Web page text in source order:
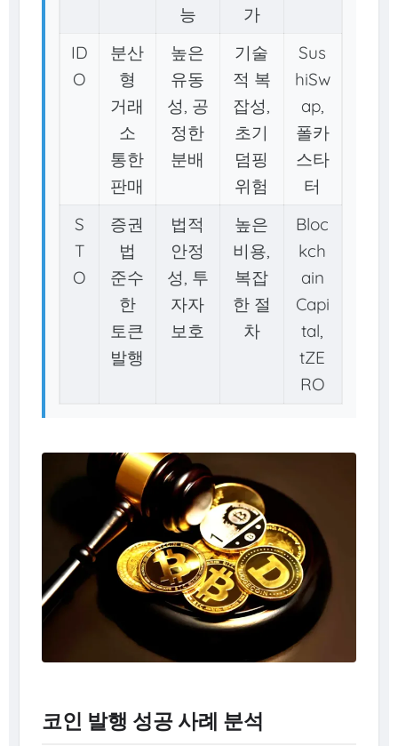
능
가
ID
O
분산
형
거래
소
통한
판매
높은
유동
성, 공
정한
분배
기술
적 복
잡성,
초기
덤핑
위험
Sus
hiSw
ap,
폴카
스타
터
S
T
O
증권
법
준수
한
토큰
발행
법적
안정
성, 투
자자
보호
높은
비용,
복잡
한 절
차
Bloc
kch
ain
Capi
tal,
tZE
RO
코인 발행 성공 사례 분석